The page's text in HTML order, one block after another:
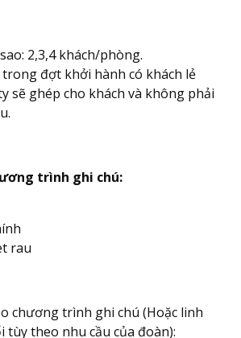
2,3,4 khách/phòng.
đợt khởi hành có khách lẻ
sẽ ghép cho khách và không phải
trình ghi chú:
rau
chương trình ghi chú (Hoặc linh
tùy theo nhu cầu của đoàn):